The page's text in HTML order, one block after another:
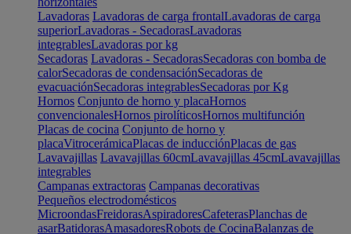
Lavadoras Lavadoras de carga frontalLavadoras de carga
superiorLavadoras - SecadorasLavadoras
integrablesLavadoras por kg
Secadoras Lavadoras - SecadorasSecadoras con bomba de
calorSecadoras de condensaciónSecadoras de
evacuaciónSecadoras integrablesSecadoras por Kg
Hornos Conjunto de horno y placaHornos
convencionalesHornos pirolíticosHornos multifunción
Placas de cocina Conjunto de horno y
placaVitrocerámicaPlacas de inducciónPlacas de gas
Lavavajillas Lavavajillas 60cmLavavajillas 45cmLavavajillas
integrables
Campanas extractoras Campanas decorativas
Pequeños electrodomésticos
MicroondasFreidorasAspiradoresCafeterasPlanchas de
asarBatidorasAmasadoresRobots de CocinaBalanzas de